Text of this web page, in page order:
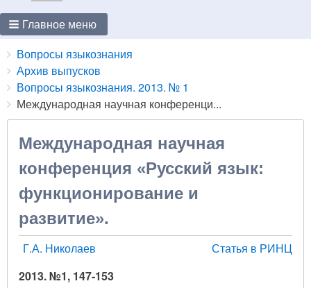
Главное меню
Breadcrumbs
You
are
here:
Вопросы языкознания
Архив выпусков
Вопросы языкознания. 2013. № 1
Международная научная конференци...
Международная научная
конференция «Русский язык:
функционирование и
развитие».
Г.А. Николаев
Статья в РИНЦ
2013. №1, 147-153